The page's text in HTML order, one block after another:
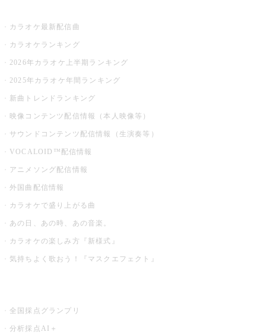
カラオケ最新配信曲
カラオケランキング
2026年カラオケ上半期ランキング
2025年カラオケ年間ランキング
新曲トレンドランキング
映像コンテンツ配信情報（本人映像等）
サウンドコンテンツ配信情報（生演奏等）
VOCALOID™配信情報
アニメソング配信情報
外国曲配信情報
カラオケで盛り上がる曲
あの日、あの時、あの音楽。
カラオケの楽しみ方『新様式』
気持ちよく歌おう！『マスクエフェクト』
全国採点グランプリ
分析採点AI＋